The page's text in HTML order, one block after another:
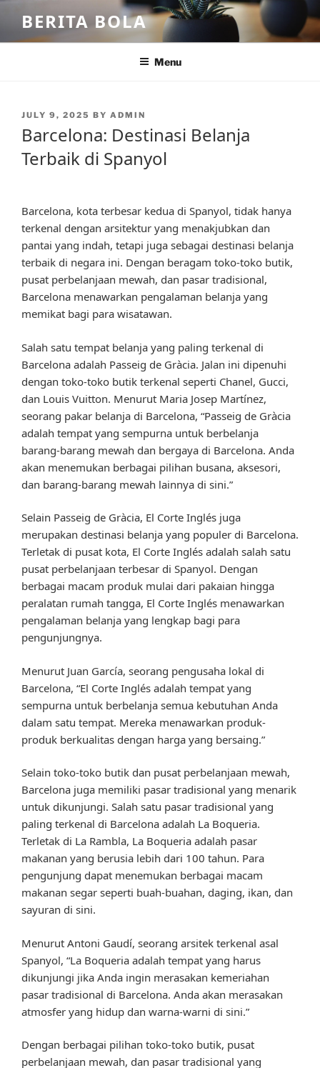
content
BERITA BOLA
Menu
POSTED
JULY 9, 2025 BY ADMIN
Barcelona: Destinasi Belanja
Terbaik di Spanyol
Barcelona, kota terbesar kedua di Spanyol, tidak hanya
terkenal dengan arsitektur yang menakjubkan dan
pantai yang indah, tetapi juga sebagai destinasi belanja
terbaik di negara ini. Dengan beragam toko-toko butik,
pusat perbelanjaan mewah, dan pasar tradisional,
Barcelona menawarkan pengalaman belanja yang
memikat bagi para wisatawan.
Salah satu tempat belanja yang paling terkenal di
Barcelona adalah Passeig de Gràcia. Jalan ini dipenuhi
dengan toko-toko butik terkenal seperti Chanel, Gucci,
dan Louis Vuitton. Menurut Maria Josep Martínez,
seorang pakar belanja di Barcelona, “Passeig de Gràcia
adalah tempat yang sempurna untuk berbelanja
barang-barang mewah dan bergaya di Barcelona. Anda
akan menemukan berbagai pilihan busana, aksesori,
dan barang-barang mewah lainnya di sini.”
Selain Passeig de Gràcia, El Corte Inglés juga
merupakan destinasi belanja yang populer di Barcelona.
Terletak di pusat kota, El Corte Inglés adalah salah satu
pusat perbelanjaan terbesar di Spanyol. Dengan
berbagai macam produk mulai dari pakaian hingga
peralatan rumah tangga, El Corte Inglés menawarkan
pengalaman belanja yang lengkap bagi para
pengunjungnya.
Menurut Juan García, seorang pengusaha lokal di
Barcelona, “El Corte Inglés adalah tempat yang
sempurna untuk berbelanja semua kebutuhan Anda
dalam satu tempat. Mereka menawarkan produk-
produk berkualitas dengan harga yang bersaing.”
Selain toko-toko butik dan pusat perbelanjaan mewah,
Barcelona juga memiliki pasar tradisional yang menarik
untuk dikunjungi. Salah satu pasar tradisional yang
paling terkenal di Barcelona adalah La Boqueria.
Terletak di La Rambla, La Boqueria adalah pasar
makanan yang berusia lebih dari 100 tahun. Para
pengunjung dapat menemukan berbagai macam
makanan segar seperti buah-buahan, daging, ikan, dan
sayuran di sini.
Menurut Antoni Gaudí, seorang arsitek terkenal asal
Spanyol, “La Boqueria adalah tempat yang harus
dikunjungi jika Anda ingin merasakan kemeriahan
pasar tradisional di Barcelona. Anda akan merasakan
atmosfer yang hidup dan warna-warni di sini.”
Dengan berbagai pilihan toko-toko butik, pusat
perbelanjaan mewah, dan pasar tradisional yang